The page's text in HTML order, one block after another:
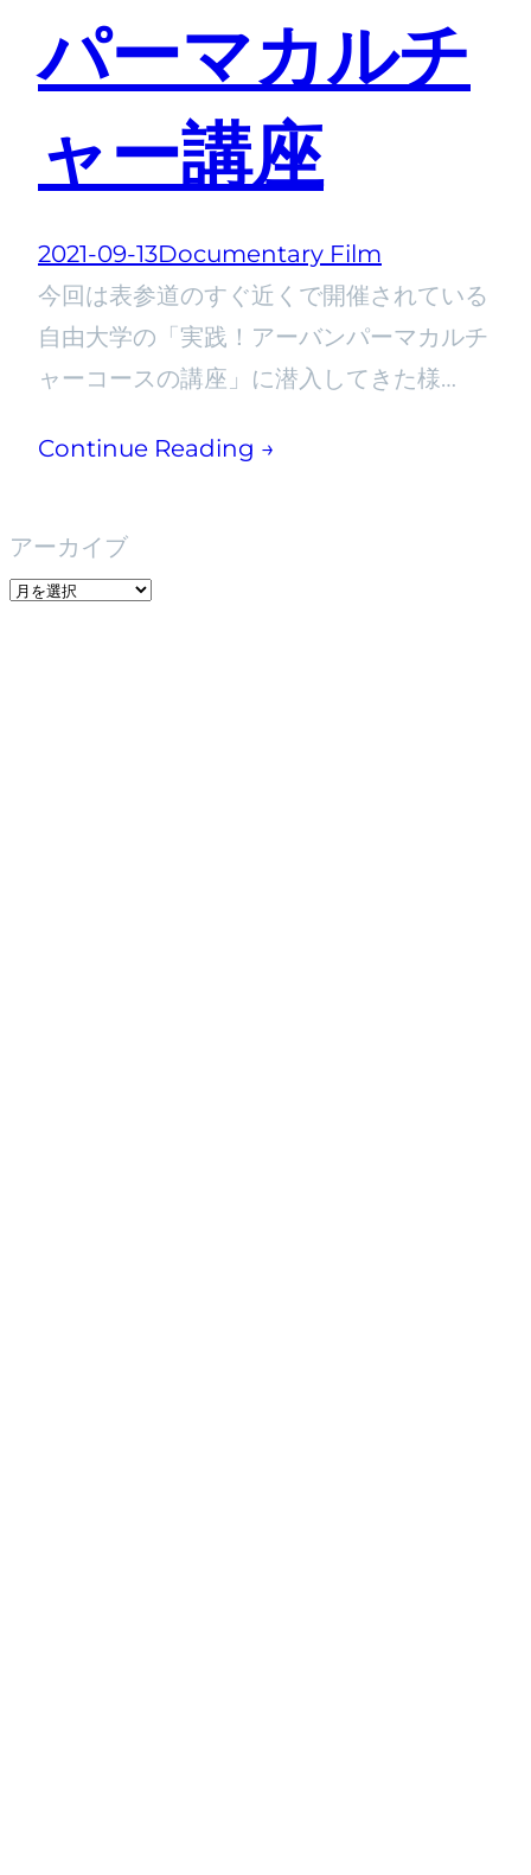
パーマカルチ
ャー講座
2021-09-13Documentary Film
今回は表参道のすぐ近くで開催されている
自由大学の「実践！アーバンパーマカルチ
ャーコースの講座」に潜入してきた様…
Continue Reading →
アーカイブ